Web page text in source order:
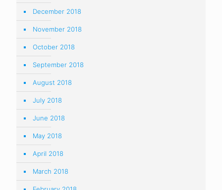
December 2018
November 2018
October 2018
September 2018
August 2018
July 2018
June 2018
May 2018
April 2018
March 2018